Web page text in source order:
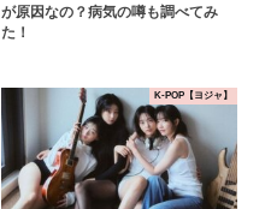
が原因なの？病気の噂も調べてみ
た！
K-POP【ヨジャ】